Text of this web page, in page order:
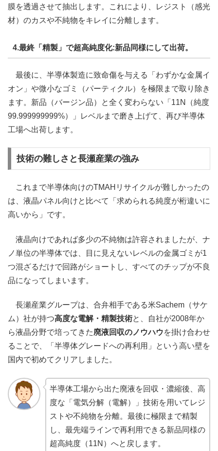
膜を透過させて抽出します。これにより、レジスト（感光
材）のカスや不純物をキレイに分離します。
4.最終「精製」で超高純度化:新品同様にして出荷。
最後に、半導体製造に致命傷を与える「わずかな金属イ
オン」や微小なゴミ（パーティクル）を極限まで取り除き
ます。新品（バージン品）と全く変わらない「11N（純度
99.999999999%）」レベルまで磨き上げて、再び半導体
工場へ出荷します。
技術の難しさと長瀬産業の強み
これまで半導体向けのTMAHリサイクルが難しかったの
は、液晶パネル向けと比べて「求められる純度が桁違いに
高いから」です。
液晶向けであれば多少の不純物は許容されましたが、ナ
ノ単位の半導体では、目に見えないレベルの金属ゴミが1
つ混ざるだけで回路がショートし、すべてのチップが不良
品になってしまいます。
長瀬産業グループは、合弁相手である米Sachem（サケ
ム）社が持つ高度な電解・精製技術と、自社が2008年か
ら液晶分野で培ってきた廃液回収のノウハウを掛け合わせ
ることで、「半導体グレードへの再利用」という高い壁を
国内で初めてクリアしました。
半導体工場から出た廃液を回収・濃縮後、高
度な「電気分解（電解）」技術を用いてレジ
ストや不純物を分離。最後に極限まで精製
し、最先端ラインで再利用できる新品同様の
超高純度（11N）へと戻します。